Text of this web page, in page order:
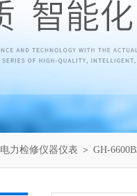
电力检修仪器仪表 ＞ GH-